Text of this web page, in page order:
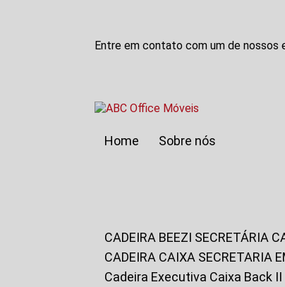
Entre em contato com um de nossos
Home
Sobre nós
CADEIRA BEEZI SECRETÁRIA
CADEIRA CAIXA SECRETARIA
Cadeira Executiva Caixa Back II